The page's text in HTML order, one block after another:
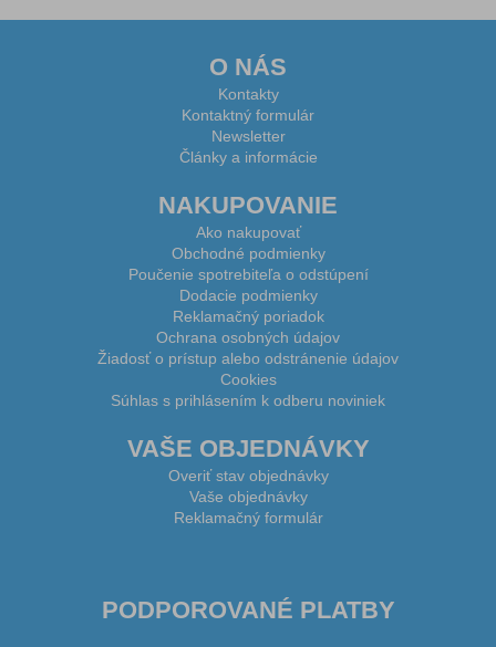
O NÁS
Kontakty
Kontaktný formulár
Newsletter
Články a informácie
NAKUPOVANIE
Ako nakupovať
Obchodné podmienky
Poučenie spotrebiteľa o odstúpení
Dodacie podmienky
Reklamačný poriadok
Ochrana osobných údajov
Žiadosť o prístup alebo odstránenie údajov
Cookies
Súhlas s prihlásením k odberu noviniek
VAŠE OBJEDNÁVKY
Overiť stav objednávky
Vaše objednávky
Reklamačný formulár
PODPOROVANÉ PLATBY